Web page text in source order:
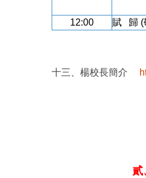
12:00
賦 歸 (
十三、楊校長簡介
貳